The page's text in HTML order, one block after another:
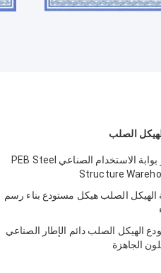
الصلب
إطار بوابة الاستخدام الصناعي PEB Steel
Structure
الهيكل الصلب هيكل مستودع بناء رسم
الهيكل الصلب دائم الإطار الصناعي
الجاهزة